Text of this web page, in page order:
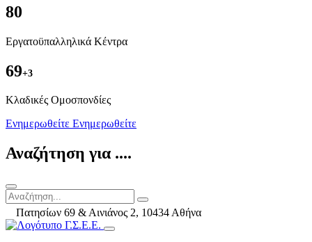
80
Εργατοϋπαλληλικά Κέντρα
69+3
Kλαδικές Ομοσπονδίες
Ενημερωθείτε Ενημερωθείτε
Αναζήτηση για ....
Πατησίων 69 & Αινιάνος 2, 10434 Αθήνα